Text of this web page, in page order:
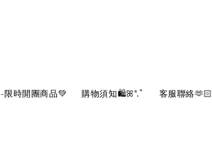
-限時開團商品💚‪ 購物須知🛍️ꕤ*.ﾟ 客服聯絡🫶🏻